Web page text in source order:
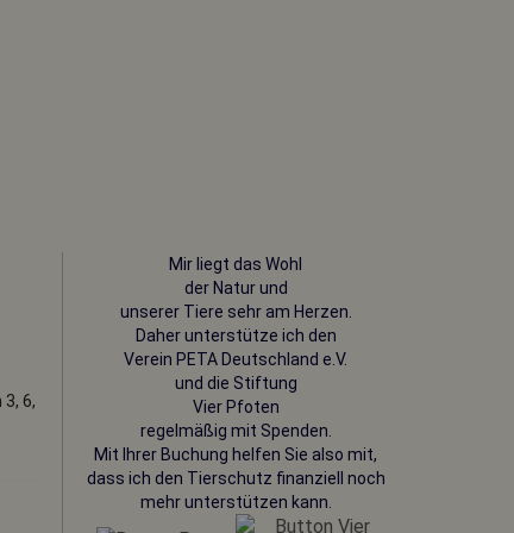
6,
Mir liegt das Wohl
der Natur und
unserer Tiere sehr am Herzen.
Daher unterstütze ich den
Verein PETA Deutschland e.V.
und die Stiftung
Vier Pfoten
regelmäßig mit Spenden.
Mit Ihrer Buchung helfen Sie also mit,
dass ich den Tierschutz finanziell noch
mehr unterstützen kann.